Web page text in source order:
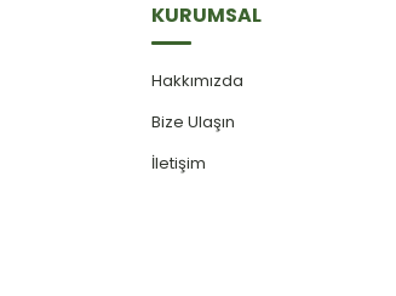
KURUMSAL
Hakkımızda
Bize Ulaşın
İletişim